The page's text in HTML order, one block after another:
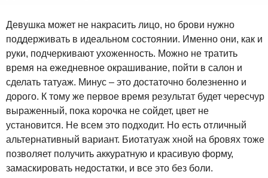
Девушка может не накрасить лицо, но брови нужно
поддерживать в идеальном состоянии. Именно они, как и
руки, подчеркивают ухоженность. Можно не тратить
время на ежедневное окрашивание, пойти в салон и
сделать татуаж. Минус – это достаточно болезненно и
дорого. К тому же первое время результат будет чересчур
выраженный, пока корочка не сойдет, цвет не
установится. Не всем это подходит. Но есть отличный
альтернативный вариант. Биотатуаж хной на бровях тоже
позволяет получить аккуратную и красивую форму,
замаскировать недостатки, и все это без боли.